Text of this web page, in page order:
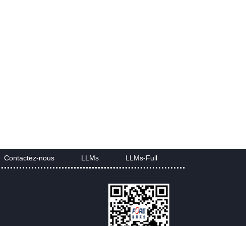
Contactez-nous LLMs LLMs-Full